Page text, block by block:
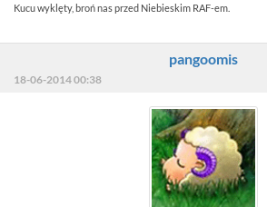
Kucu wyklęty, broń nas przed Niebieskim RAF-em.
pangoomis
18-06-2014 00:38